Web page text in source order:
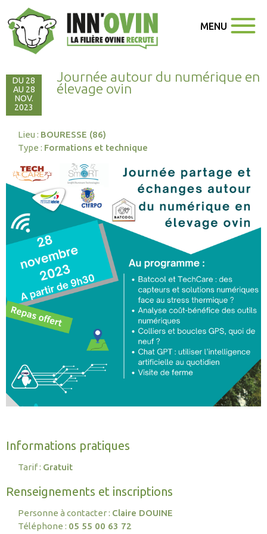
MENU
DU 28
AU 28
NOV.
2023
Journée autour du numérique en
élevage ovin
Lieu : BOURESSE (86)
Type : Formations et technique
Informations pratiques
Tarif : Gratuit
Renseignements et inscriptions
Personne à contacter : Claire DOUINE
Téléphone : 05 55 00 63 72